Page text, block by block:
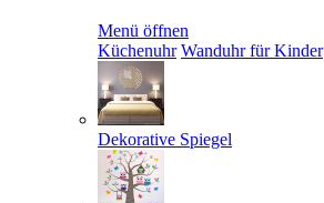
Menü öffnen
Küchenuhr Wanduhr für Kinder
Dekorative Spiegel